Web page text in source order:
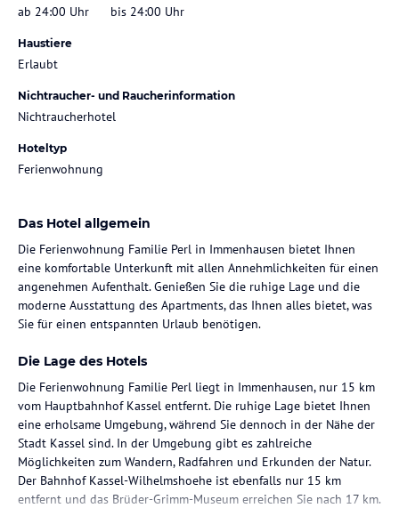
ab 24:00 Uhr bis 24:00 Uhr
Haustiere
Erlaubt
Nichtraucher- und Raucherinformation
Nichtraucherhotel
Hoteltyp
Ferienwohnung
Das Hotel allgemein
Die Ferienwohnung Familie Perl in Immenhausen bietet Ihnen
eine komfortable Unterkunft mit allen Annehmlichkeiten für einen
angenehmen Aufenthalt. Genießen Sie die ruhige Lage und die
moderne Ausstattung des Apartments, das Ihnen alles bietet, was
Sie für einen entspannten Urlaub benötigen.
Die Lage des Hotels
Die Ferienwohnung Familie Perl liegt in Immenhausen, nur 15 km
vom Hauptbahnhof Kassel entfernt. Die ruhige Lage bietet Ihnen
eine erholsame Umgebung, während Sie dennoch in der Nähe der
Stadt Kassel sind. In der Umgebung gibt es zahlreiche
Möglichkeiten zum Wandern, Radfahren und Erkunden der Natur.
Der Bahnhof Kassel-Wilhelmshoehe ist ebenfalls nur 15 km
entfernt und das Brüder-Grimm-Museum erreichen Sie nach 17 km.